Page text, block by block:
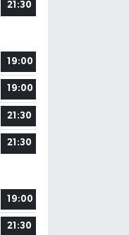
21:30
19:00
19:00
21:30
21:30
19:00
21:30